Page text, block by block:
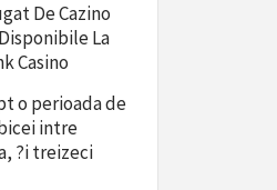
De Cazino
La
Casino
o perioada de
intre
?i treizeci